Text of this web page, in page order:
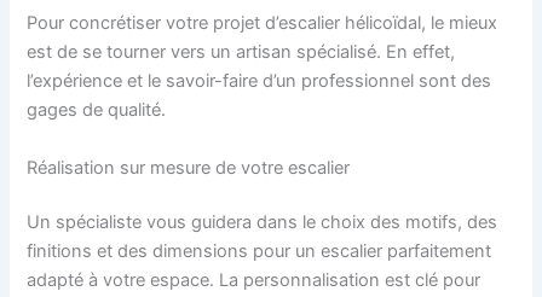
Pour concrétiser votre projet d’escalier hélicoïdal, le mieux
est de se tourner vers un artisan spécialisé. En effet,
l’expérience et le savoir-faire d’un professionnel sont des
gages de qualité.
Réalisation sur mesure de votre escalier
Un spécialiste vous guidera dans le choix des motifs, des
finitions et des dimensions pour un escalier parfaitement
adapté à votre espace. La personnalisation est clé pour